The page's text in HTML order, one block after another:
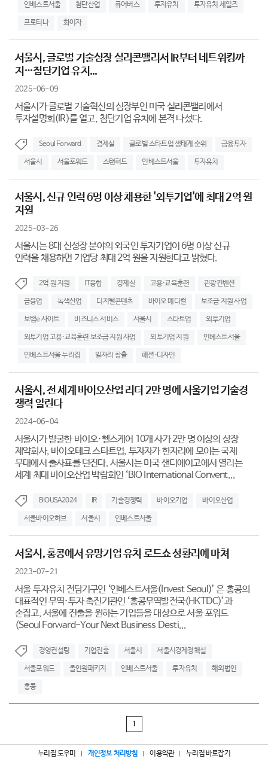
인베스트서울 첨단산업 큐어버스 투자유치 투자유치 세일즈
프로티나 화이자
서울시, 글로벌 기술심장 실리콘밸리서 IR부터 네트워킹까
지…첨단기업 유치...
2025-06-09
서울시가 글로벌 기술혁신의 심장부인 미국 실리콘밸리에서
투자설명회(IR)를 열고, 첨단기업 유치에 본격 나섰다.
Seoul Forward 경제실 글로벌 스타트업 생태계 순위 금융투자
서울시 서울포워드 스탠퍼드 인베스트서울 투자유치
서울시, 신규 인력 6명 이상 채용한 '외투기업'에 최대 2억 원
지원
2025-03-26
서울시는 8대 신성장 분야의 외국인 투자기업이 6명 이상 신규
인력을 채용하면 기업당 최대 2억 원을 지원한다고 밝혔다.
2억 원 지원 IT융합 경제실 고용·교육훈련 관광컨벤션
금융업 녹색산업 디지털콘텐츠 바이오 메디컬 보조금 지원 사업
보탬e 사이트 비즈니스 서비스 서울시 스타트업 외투기업
외투기업 고용·교육훈련 보조금 지원 사업 외투기업 지원 인베스트서울
인베스트서울 누리집 일자리 창출 패션·디자인
서울시, 전 세계 바이오산업 리더 2만 명에 서울기업 기술경
쟁력 알린다
2024-06-04
서울시가 발굴한 바이오·헬스케어 10개 사가 2만 명 이상의 상장
제약회사, 바이오테크 스타트업, 투자자가 한자리에 모이는 국제
무대에서 출사표를 던진다. 서울시는 미국 샌디에이고에서 열리는
세계 최대 바이오산업 박람회인 ‘BIO International Convent...
BIOUSA2024 IR 기술경쟁력 바이오기업 바이오산업
서울바이오허브 서울시 인베스트서울
서울시, 홍콩에서 유망기업 유치 로드쇼 성황리에 마쳐
2023-07-21
서울 투자유치 전담기구인 ‘인베스트서울(Invest Seoul)’ 은 홍콩의
대표적인 무역·투자 촉진기관인 ‘홍콩무역발전국(HKTDC)’과
손잡고, 서울에 진출을 원하는 기업들을 대상으로 서울 포워드
(Seoul Forward-Your Next Business Desti...
경영컨설팅 기업진출 서울시 서울시경제정책실
서울포워드 올인원패키지 인베스트서울 투자유치 해외법인
홍콩
1
누리집 도우미 개인정보 처리방침 이용약관 누리집 바로잡기